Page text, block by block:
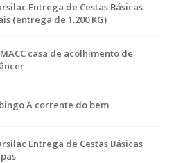
Entrega de Cestas Básicas
(entrega de 1.200 KG)
casa de acolhimento de
bingo A corrente do bem
Entrega de Cestas Básicas